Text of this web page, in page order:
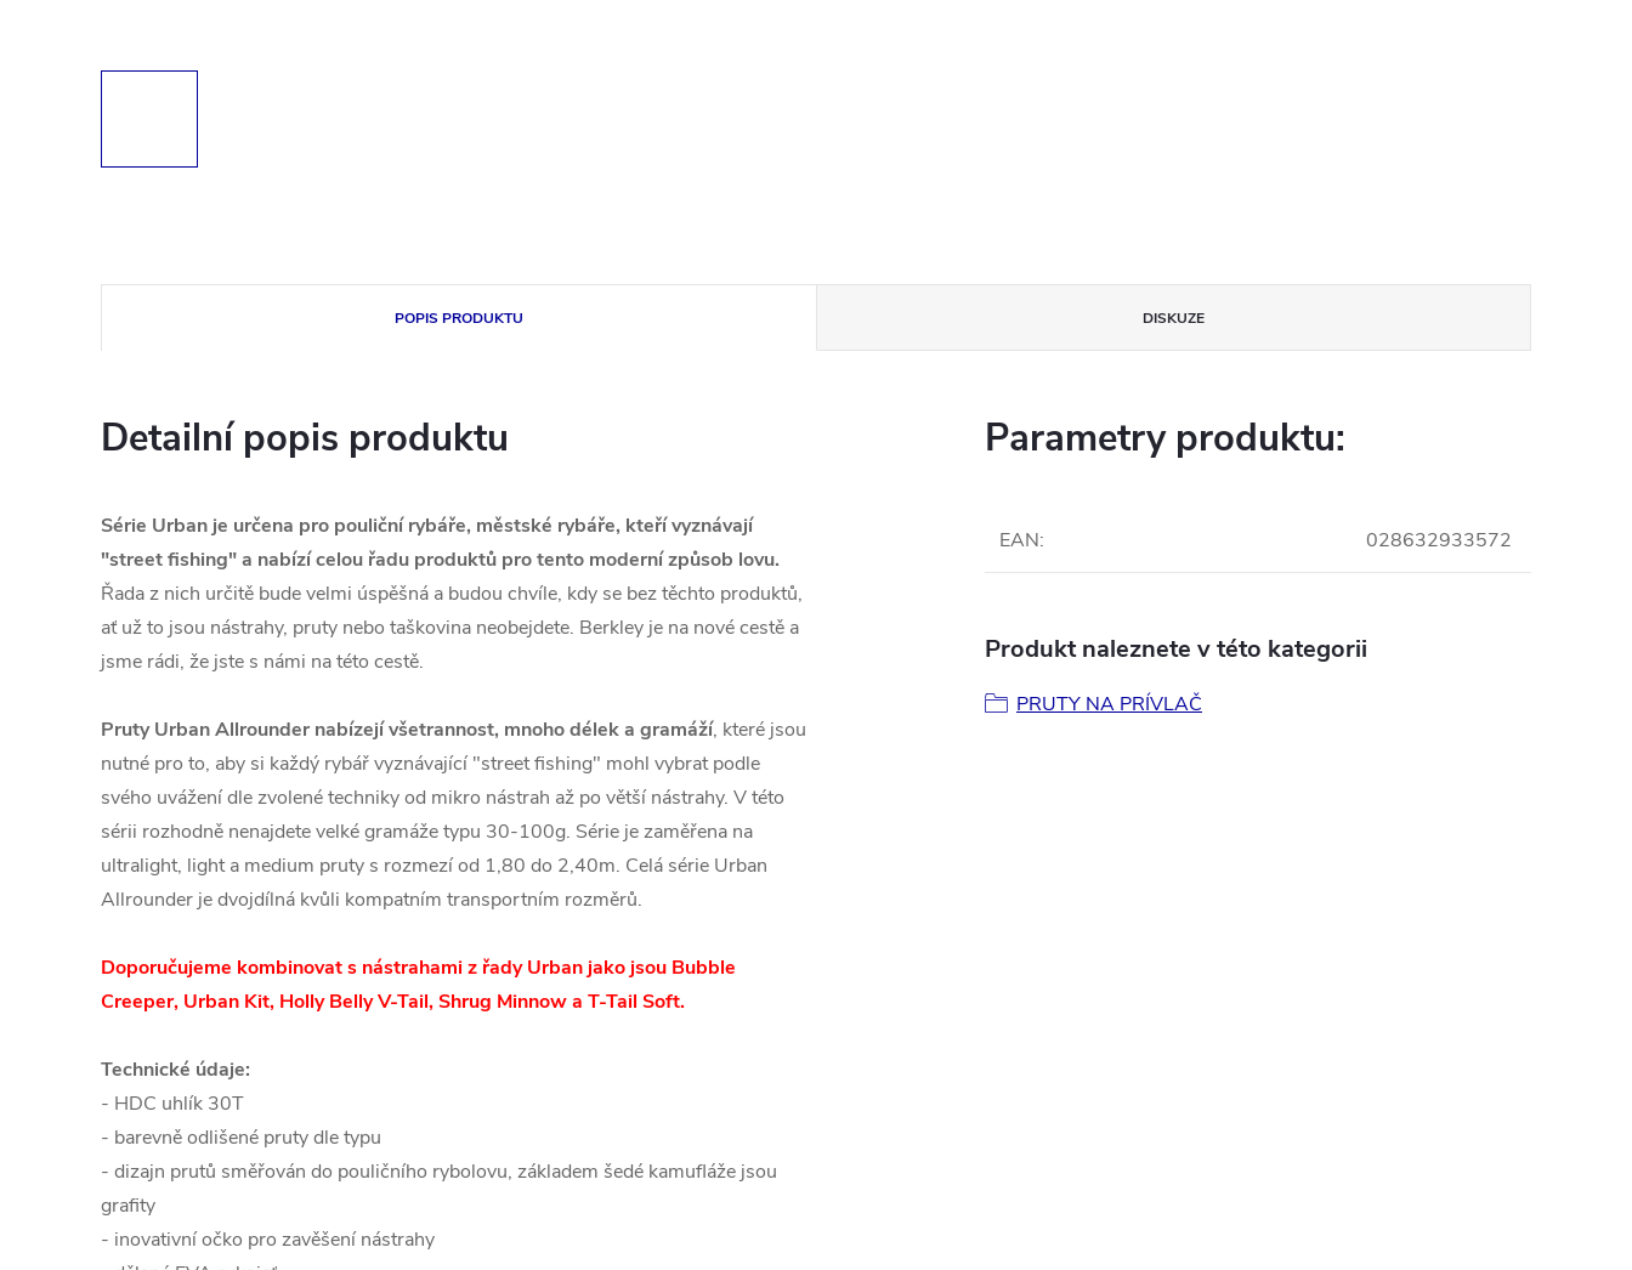
POPIS PRODUKTU DISKUZE
Detailní popis produktu
Série Urban je určena pro pouliční rybáře, městské rybáře, kteří vyznávají
"street fishing" a nabízí celou řadu produktů pro tento moderní způsob lovu.
Řada z nich určitě bude velmi úspěšná a budou chvíle, kdy se bez těchto produktů,
ať už to jsou nástrahy, pruty nebo taškovina neobejdete. Berkley je na nové cestě a
jsme rádi, že jste s námi na této cestě.
Pruty Urban Allrounder nabízejí všetrannost, mnoho délek a gramáží, které jsou
nutné pro to, aby si každý rybář vyznávající "street fishing" mohl vybrat podle
svého uvážení dle zvolené techniky od mikro nástrah až po větší nástrahy. V této
sérii rozhodně nenajdete velké gramáže typu 30-100g. Série je zaměřena na
ultralight, light a medium pruty s rozmezí od 1,80 do 2,40m. Celá série Urban
Allrounder je dvojdílná kvůli kompatním transportním rozměrů.
Doporučujeme kombinovat s nástrahami z řady Urban jako jsou Bubble
Creeper, Urban Kit, Holly Belly V-Tail, Shrug Minnow a T-Tail Soft.
Technické údaje:
- HDC uhlík 30T
- barevně odlišené pruty dle typu
- dizajn prutů směřován do pouličního rybolovu, základem šedé kamufláže jsou
grafity
- inovativní očko pro zavěšení nástrahy
Parametry produktu:
EAN: 028632933572
Produkt naleznete v této kategorii
PRUTY NA PRÍVLAČ